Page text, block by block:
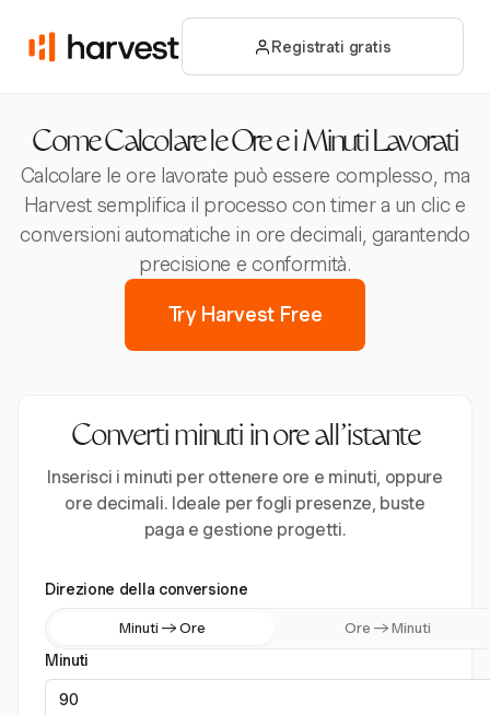
Registrati gratis
Come Calcolare le Ore e i Minuti Lavorati
Calcolare le ore lavorate può essere complesso, ma
Harvest semplifica il processo con timer a un clic e
conversioni automatiche in ore decimali, garantendo
precisione e conformità.
Try Harvest Free
Converti minuti in ore all'istante
Inserisci i minuti per ottenere ore e minuti, oppure
ore decimali. Ideale per fogli presenze, buste
paga e gestione progetti.
Direzione della conversione
Minuti → Ore Ore → Minuti
Minuti